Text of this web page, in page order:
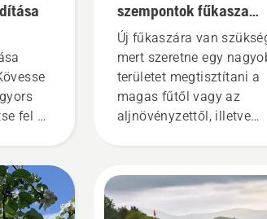
fel a
a
szempontok fűkasza
vásárlásakor
Új fűkaszára van
mert szeretne egy
területet megtisztítani a
magas fűtől vagy az
aljnövényzettől, illetve
néhány szempont,
fűkasza vásárlása előtt
érdemes mérlegelnie.